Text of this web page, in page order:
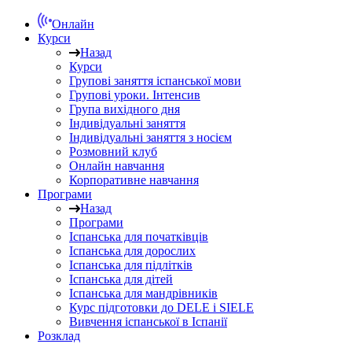
Онлайн
Курси
Назад
Курси
Групові заняття іспанської мови
Групові уроки. Інтенсив
Група вихідного дня
Індивідуальні заняття
Індивідуальні заняття з носієм
Розмовний клуб
Онлайн навчання
Корпоративне навчання
Програми
Назад
Програми
Іспанська для початківців
Іспанська для дорослих
Іспанська для підлітків
Іспанська для дітей
Іспанська для мандрівників
Курс підготовки до DELE і SIELE
Вивчення іспанської в Іспанії
Розклад